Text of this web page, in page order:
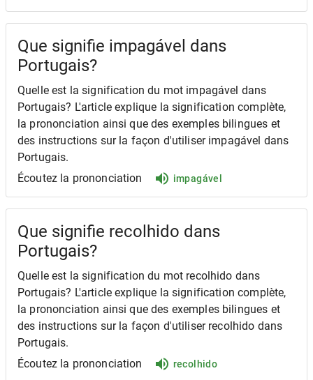
Que signifie impagável dans
Portugais?
Quelle est la signification du mot impagável dans
Portugais? L'article explique la signification complète,
la prononciation ainsi que des exemples bilingues et
des instructions sur la façon d'utiliser impagável dans
Portugais.
Écoutez la prononciation
impagável
Que signifie recolhido dans
Portugais?
Quelle est la signification du mot recolhido dans
Portugais? L'article explique la signification complète,
la prononciation ainsi que des exemples bilingues et
des instructions sur la façon d'utiliser recolhido dans
Portugais.
Écoutez la prononciation
recolhido